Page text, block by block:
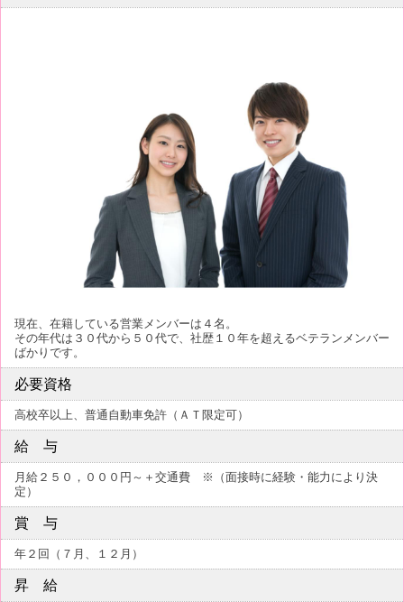
現在、在籍している営業メンバーは４名。
その年代は３０代から５０代で、社歴１０年を超えるベテランメンバー
ばかりです。
必要資格
高校卒以上、普通自動車免許（ＡＴ限定可）
給 与
月給２５０，０００円～＋交通費 ※（面接時に経験・能力により決
定）
賞 与
年２回（７月、１２月）
昇 給